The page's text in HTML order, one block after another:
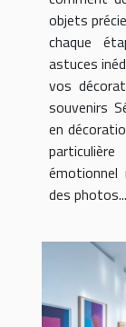
objets
chaque
astuces
vos
souvenirs
en
émotionnel
des photos...